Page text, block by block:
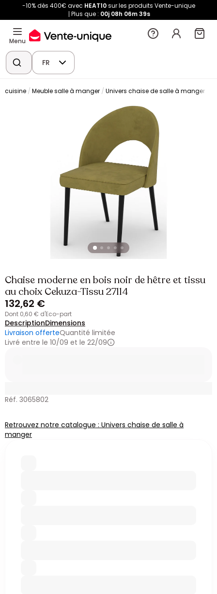
-10% dès 400€ avec HEAT10sur les produits Vente-unique
Plus que : 00j 08h 06m38s
Menu
FR
cuisine Meuble salle à manger Univers chaise de salle à manger
Chaise moderne en bois noir de hêtre et tissu
au choix Cekuza-Tissu 27114
132,62 €
dont 0,60 € d'Eco-part
DescriptionDimensions
Livraison offerteQuantité limitée
Livré entre le 10/09 et le 22/09
Réf. 3065802
Retrouvez notre catalogue : Univers chaise de salle à
manger